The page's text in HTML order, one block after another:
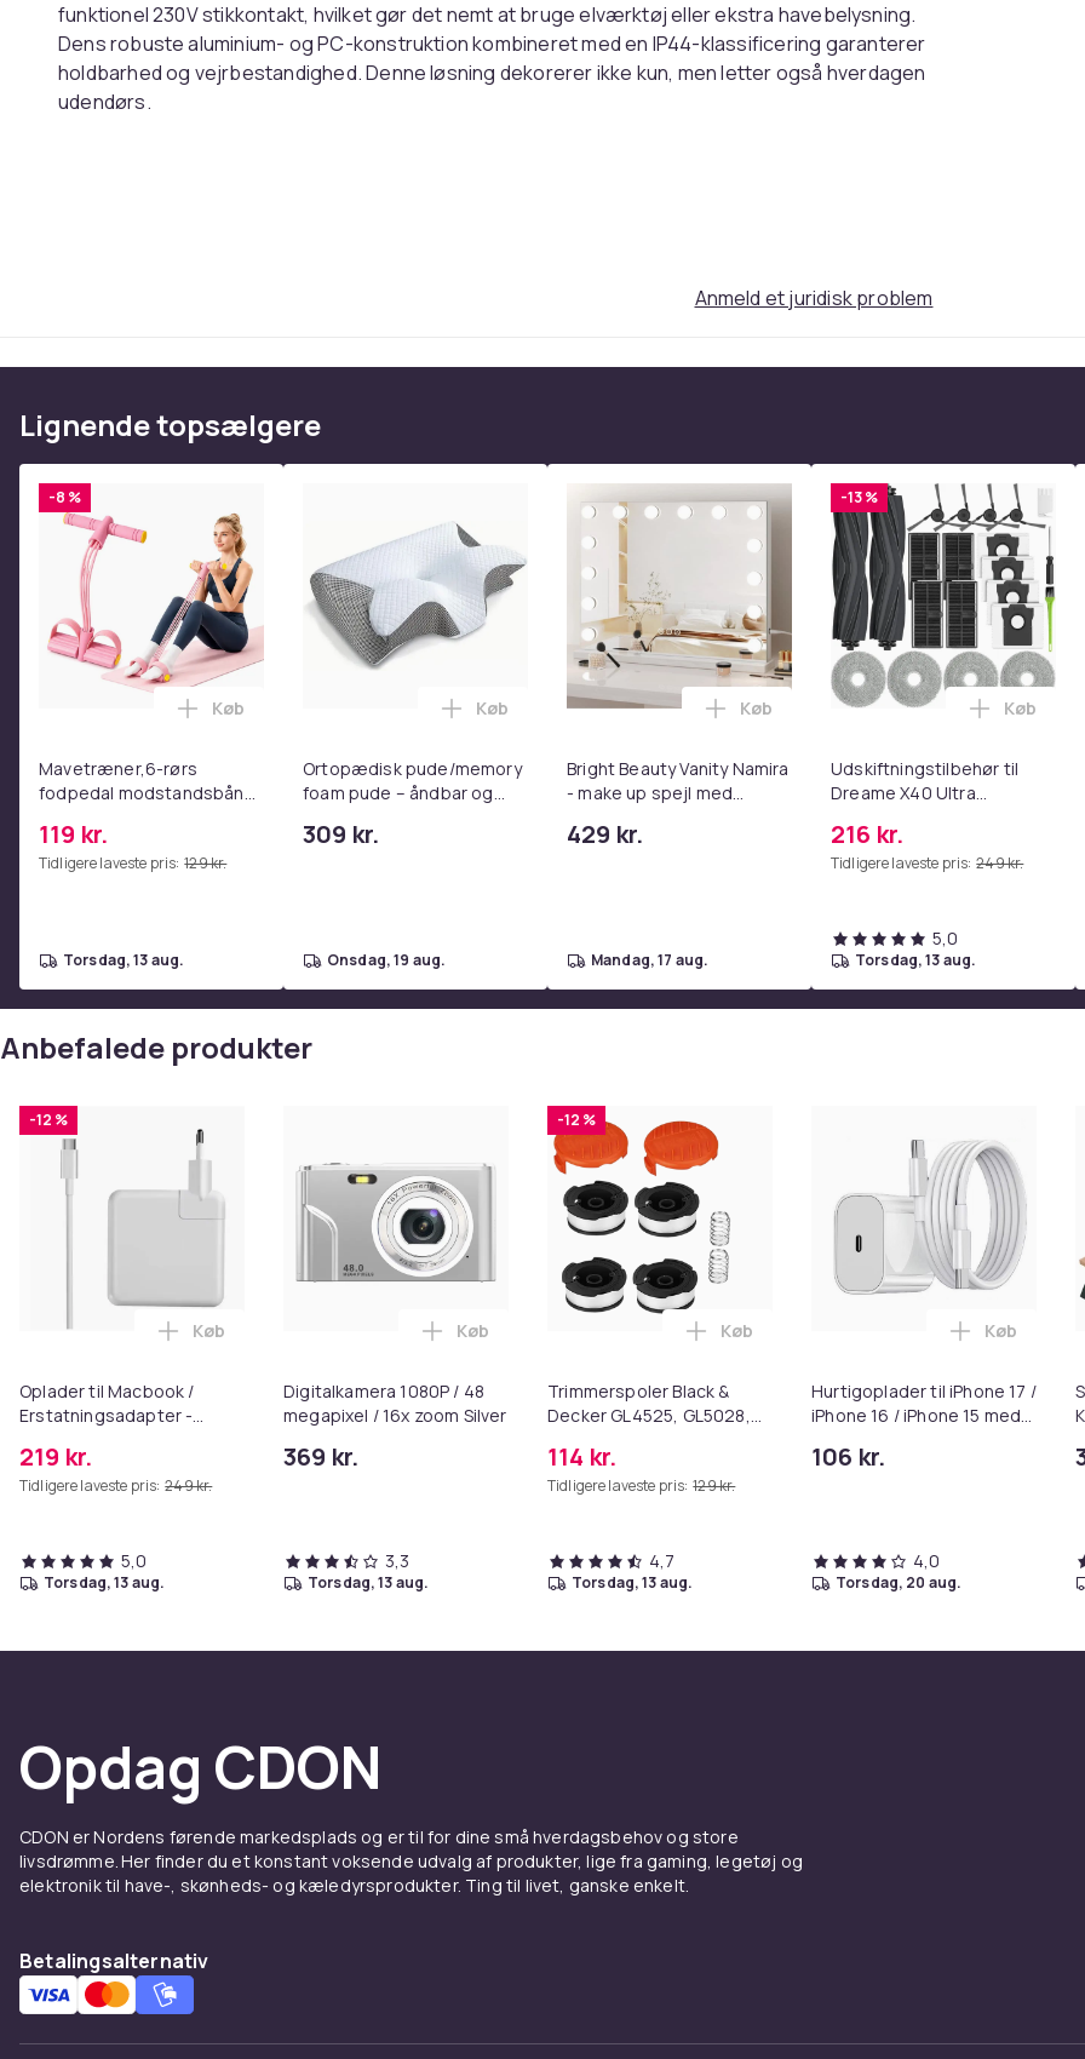
funktionel 230V stikkontakt, hvilket gør det nemt at bruge elværktøj eller ekstra havebelysning.
Dens robuste aluminium- og PC-konstruktion kombineret med en IP44-klassificering garanterer
holdbarhed og vejrbestandighed. Denne løsning dekorerer ikke kun, men letter også hverdagen
udendørs.
Anmeld et juridisk problem
Lignende topsælgere
-8 %
Mavetræner,6-rørs
fodpedal modstandsbånd
yoga og
hjemmetræningscenter
119 kr.
Tidligere laveste pris: 129 kr.
Læg Mavetræner,6-rørs fodpedal modstandsbånd - Mave- og coretræning, yoga og
Køb
torsdag, 13 aug.
Ortopædisk pude/memory
foam pude – åndbar og
309 kr.
Læg Ortopædisk pude/memory foam pude – åndbar og lindrer
Køb
onsdag, 19 aug.
Bright Beauty Vanity Namira
- make up spejl med
- schminke spejl med lys -
429 kr.
Læg Bright Beauty Vanity Namira -
Køb
mandag, 17 aug.
-13 %
Udskiftningstilbehør til
Dreame X40 Ultra
216 kr.
Tidligere laveste pris: 249 kr.
Læg
Køb
5,0
torsdag, 13 aug.
Anbefalede produkter
-12 %
Oplader til Macbook /
Erstatningsadapter -
219 kr.
Tidligere laveste pris: 249 kr.
Læg Oplader til Macbook / Erstatningsadapter - MagSafe Gen 3 - 96W i kurven
Køb
5,0
torsdag, 13 aug.
Digitalkamera 1080P / 48
megapixel / 16x zoom Silver
369 kr.
Læg Digitalkamera 1080P / 48 megapixel / 16x zoom Silver i kurven
Køb
3,3
torsdag, 13 aug.
-12 %
Trimmerspoler Black &
Decker GL4525, GL5028,
græstrimmer
114 kr.
Tidligere laveste pris: 129 kr.
Læg Trimmerspoler Black & Decker
Køb
4,7
torsdag, 13 aug.
Hurtigoplader til iPhone 17 /
iPhone 16 / iPhone 15 med
106 kr.
Læg
Køb
4,0
torsdag, 20 aug.
Opdag CDON
CDON er Nordens førende markedsplads og er til for dine små hverdagsbehov og store
livsdrømme. Her finder du et konstant voksende udvalg af produkter, lige fra gaming, legetøj og
elektronik til have-, skønheds- og kæledyrsprodukter. Ting til livet, ganske enkelt.
Betalingsalternativ